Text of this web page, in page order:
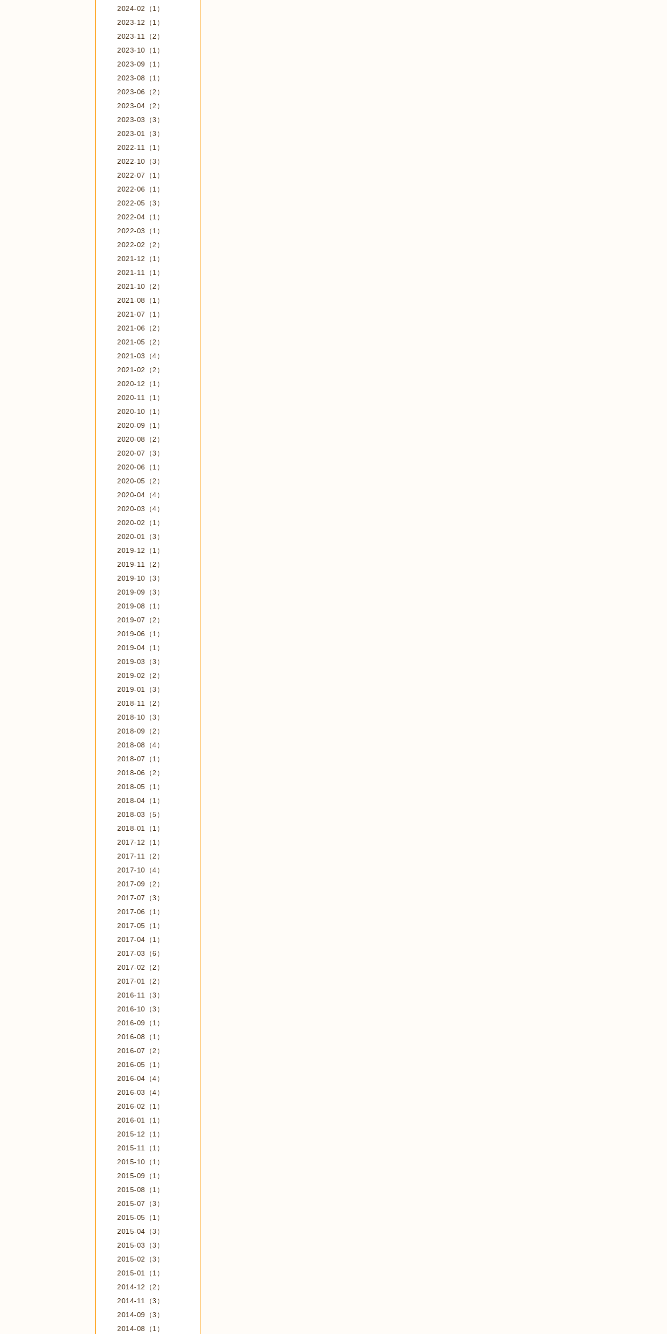
2024-02（1）
2023-12（1）
2023-11（2）
2023-10（1）
2023-09（1）
2023-08（1）
2023-06（2）
2023-04（2）
2023-03（3）
2023-01（3）
2022-11（1）
2022-10（3）
2022-07（1）
2022-06（1）
2022-05（3）
2022-04（1）
2022-03（1）
2022-02（2）
2021-12（1）
2021-11（1）
2021-10（2）
2021-08（1）
2021-07（1）
2021-06（2）
2021-05（2）
2021-03（4）
2021-02（2）
2020-12（1）
2020-11（1）
2020-10（1）
2020-09（1）
2020-08（2）
2020-07（3）
2020-06（1）
2020-05（2）
2020-04（4）
2020-03（4）
2020-02（1）
2020-01（3）
2019-12（1）
2019-11（2）
2019-10（3）
2019-09（3）
2019-08（1）
2019-07（2）
2019-06（1）
2019-04（1）
2019-03（3）
2019-02（2）
2019-01（3）
2018-11（2）
2018-10（3）
2018-09（2）
2018-08（4）
2018-07（1）
2018-06（2）
2018-05（1）
2018-04（1）
2018-03（5）
2018-01（1）
2017-12（1）
2017-11（2）
2017-10（4）
2017-09（2）
2017-07（3）
2017-06（1）
2017-05（1）
2017-04（1）
2017-03（6）
2017-02（2）
2017-01（2）
2016-11（3）
2016-10（3）
2016-09（1）
2016-08（1）
2016-07（2）
2016-05（1）
2016-04（4）
2016-03（4）
2016-02（1）
2016-01（1）
2015-12（1）
2015-11（1）
2015-10（1）
2015-09（1）
2015-08（1）
2015-07（3）
2015-05（1）
2015-04（3）
2015-03（3）
2015-02（3）
2015-01（1）
2014-12（2）
2014-11（3）
2014-09（3）
2014-08（1）